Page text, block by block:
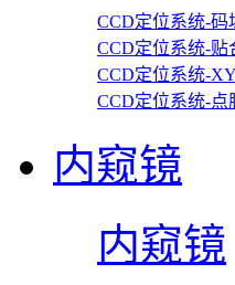
CCD定位系统-码
CCD定位系统-贴
CCD定位系统-
CCD定位系统-点
内窥镜
内窥镜